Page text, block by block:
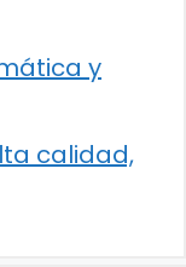
y
calidad,